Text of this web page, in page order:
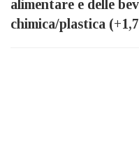
alimentare e delle
chimica/plastica